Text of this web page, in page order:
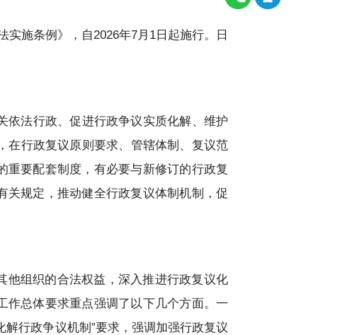
施条例》，自2026年7月1日起施行。日
依法行政、促进行政争议实质化解、维护
在行政复议原则要求、管辖体制、复议范
重要配套制度，有必要与新修订的行政复
规定，推动健全行政复议体制机制，促
他组织的合法权益，深入推进行政复议化
作总体要求重点强调了以下几个方面。一
行政争议机制”要求，强调加强行政复议